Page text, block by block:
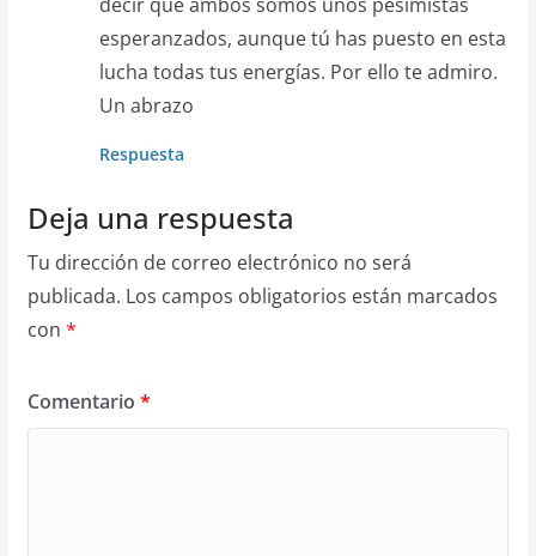
esperanzados, aunque tú has puesto en esta
lucha todas tus energías. Por ello te admiro.
Un abrazo
Respuesta
Deja una respuesta
Tu dirección de correo electrónico no será
publicada. Los campos obligatorios están marcados
con *
Comentario *